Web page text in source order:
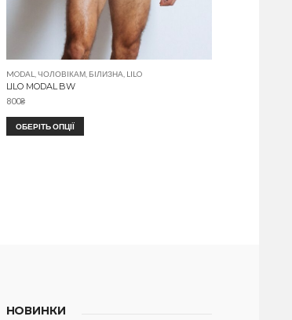
MODAL ЧОЛОВІКАМ, БІЛИЗНА LILO
LILO MODAL BW
800₴
ОБЕРІТЬ ОПЦІЇ
НОВИНКИ